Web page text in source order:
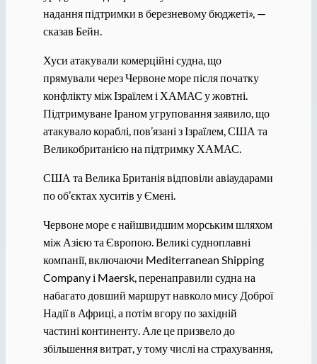
надання підтримки в березневому бюджеті», —
сказав Бейн.
Хуси атакували комерційні судна, що
прямували через Червоне море після початку
конфлікту між Ізраїлем і ХАМАС у жовтні.
Підтримуване Іраном угруповання заявило, що
атакувало кораблі, пов’язані з Ізраїлем, США та
Великобританією на підтримку ХАМАС.
США та Велика Британія відповіли авіаударами
по об’єктах хуситів у Ємені.
Червоне море є найшвидшим морським шляхом
між Азією та Європою. Великі судноплавні
компанії, включаючи Mediterranean Shipping
Company і Maersk, перенаправили судна на
набагато довший маршрут навколо мису Доброї
Надії в Африці, а потім вгору по західній
частині континенту. Але це призвело до
збільшення витрат, у тому числі на страхування,